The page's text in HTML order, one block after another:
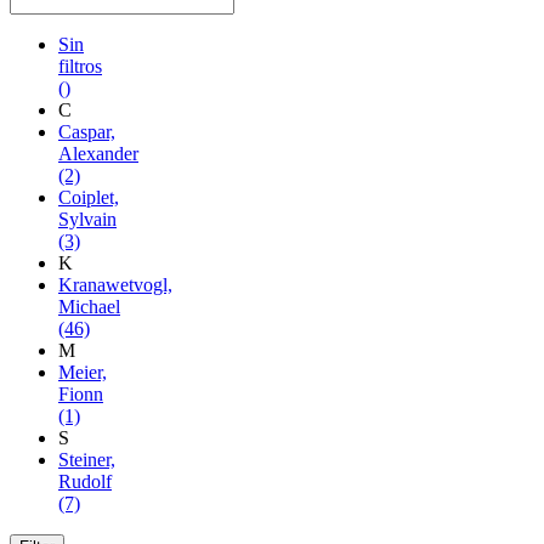
Sin
filtros
()
C
Caspar,
Alexander
(2)
Coiplet,
Sylvain
(3)
K
Kranawetvogl,
Michael
(46)
M
Meier,
Fionn
(1)
S
Steiner,
Rudolf
(7)